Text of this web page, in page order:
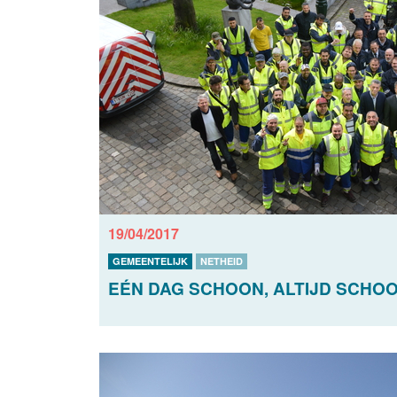
19/04/2017
GEMEENTELIJK NETHEID
EÉN DAG SCHOON, ALTIJD